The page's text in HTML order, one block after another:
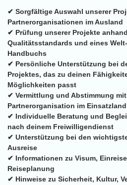
✔ Sorgfältige Auswahl unserer
Partnerorganisationen im Ausland
✔ Prüfung unserer Projekte
Qualitätsstandards und eines
Handbuchs
✔ Persönliche Unterstützung bei
Projektes, das zu deinen
Möglichkeiten passt
✔ Vermittlung und Abstimmung
Partnerorganisation im Einsatzland
✔ Individuelle Beratung und
nach deinem Freiwilligendienst
✔ Unterstützung bei den
Ausreise
✔ Informationen zu Visum,
Reiseplanung
✔ Hinweise zu Sicherheit, Kultur,